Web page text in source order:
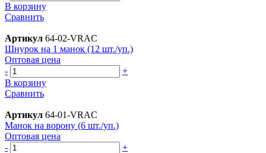
В корзину
Сравнить
Артикул 64-02-VRAC
Шнурок на 1 манок (12 шт./уп.)
Оптовая цена
-
+
В корзину
Сравнить
Артикул 64-01-VRAC
Манок на ворону (6 шт./уп.)
Оптовая цена
-
+